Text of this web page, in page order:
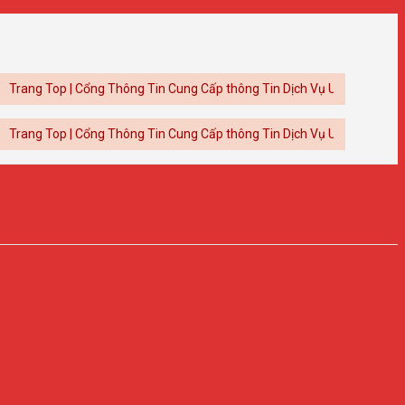
| Cổng Thông Tin Cung Cấp thông Tin Dịch Vụ Uy Tín
| Cổng Thông Tin Cung Cấp thông Tin Dịch Vụ Uy Tín